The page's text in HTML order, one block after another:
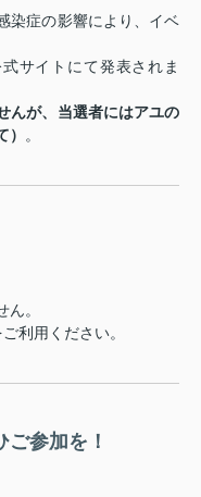
染症の影響により、イベ
サイトにて発表されま
んが、当選者にはアユの
。
。
利用ください。
参加を！